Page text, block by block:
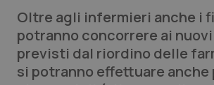
Lettere al direttore
Edizioni Regionali
QS Pro
Oltre agli infermieri anche i
potranno concorrere ai
previsti dal riordino delle
si potranno effettuare